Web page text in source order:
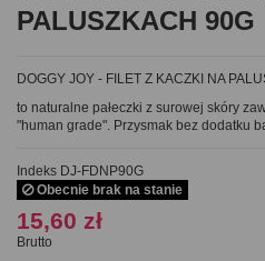
PALUSZKACH 90G
DOGGY JOY - FILET Z KACZKI NA
to naturalne pałeczki z surowej skóry
"human grade". Przysmak bez dodatku
Indeks DJ-FDNP90G
Obecnie brak na stanie
15,60 zł
Brutto